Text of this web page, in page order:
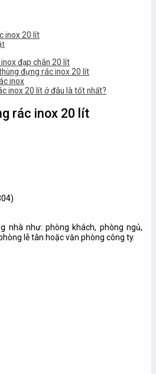
inox 20 lít
đạp chân 20 lít
đựng rác inox 20 lít
inox
inox 20 lít ở đâu là tốt nhất?
rác inox 20 lít
nhà như: phòng khách, phòng ngủ,
lễ tân hoặc văn phòng công ty.